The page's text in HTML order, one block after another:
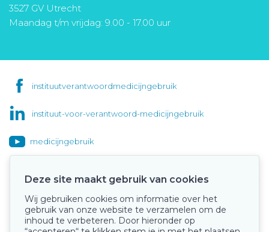
3527 GV Utrecht
Maandag t/m vrijdag: 9.00 - 17.00 uur
instituutverantwoordmedicijngebruik
instituut-voor-verantwoord-medicijngebruik
medicijngebruik
Onze keurmerken
Deze site maakt gebruik van cookies
Wij gebruiken cookies om informatie over het
gebruik van onze website te verzamelen om de
inhoud te verbeteren. Door hieronder op